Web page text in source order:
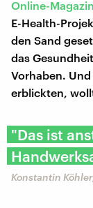
Online-
E-Health-
den Sand
das
Vorhaben.
erblickten,
"Das ist
Konstantin